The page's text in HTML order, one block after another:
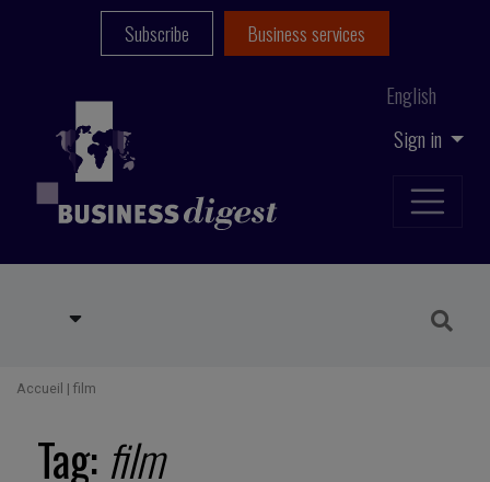
Sign in
English
Subscribe Business services
Accueil | film
Tag: film